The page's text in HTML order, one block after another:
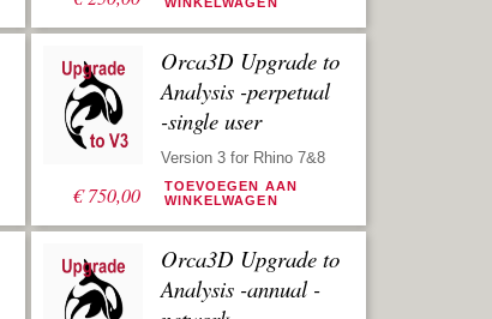
€750,00
Orca3D Upgrade to
Analysis -perpetual
-single user
Version 3 for Rhino 7&8
TOEVOEGEN AAN
WINKELWAGEN
Orca3D Upgrade to
Analysis -annual -